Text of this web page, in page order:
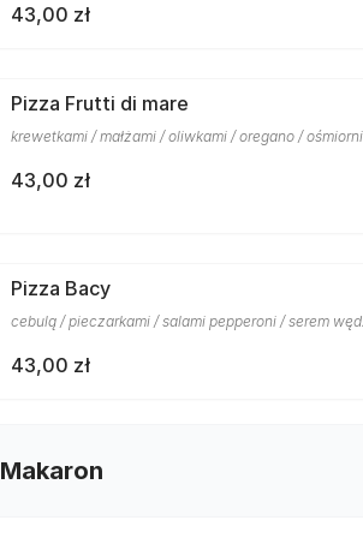
43,00 zł
Pizza Frutti di mare
krewetkami / małżami / oliwkami / oregano /
43,00 zł
Pizza Bacy
cebulą / pieczarkami / salami pepperoni / serem
43,00 zł
Makaron